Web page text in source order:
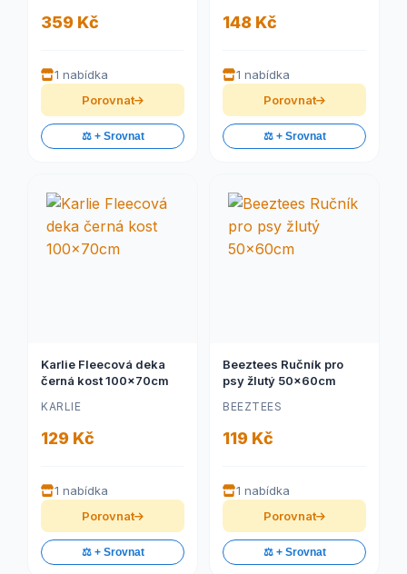
359 Kč
1 nabídka
Porovnat
⚖️ + Srovnat
148 Kč
1 nabídka
Porovnat
⚖️ + Srovnat
Karlie Fleecová deka
černá kost 100x70cm
KARLIE
129 Kč
1 nabídka
Porovnat
⚖️ + Srovnat
Beeztees Ručník pro
psy žlutý 50x60cm
BEEZTEES
119 Kč
1 nabídka
Porovnat
⚖️ + Srovnat